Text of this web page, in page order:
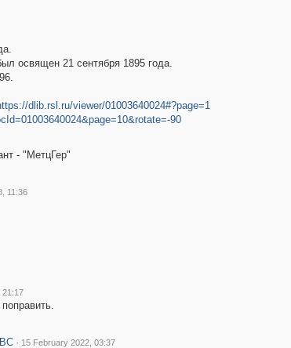
освящен 21 сентября 1895 года.
dlib.rsl.ru/viewer/01003640024#?page=1
90
- "МетцГер"
11:36
21:17
· 15 February 2022, 03:37